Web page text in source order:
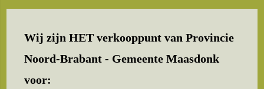
Wij zijn HET verkooppunt van Provincie
Noord-Brabant - Gemeente Maasdonk
voor: